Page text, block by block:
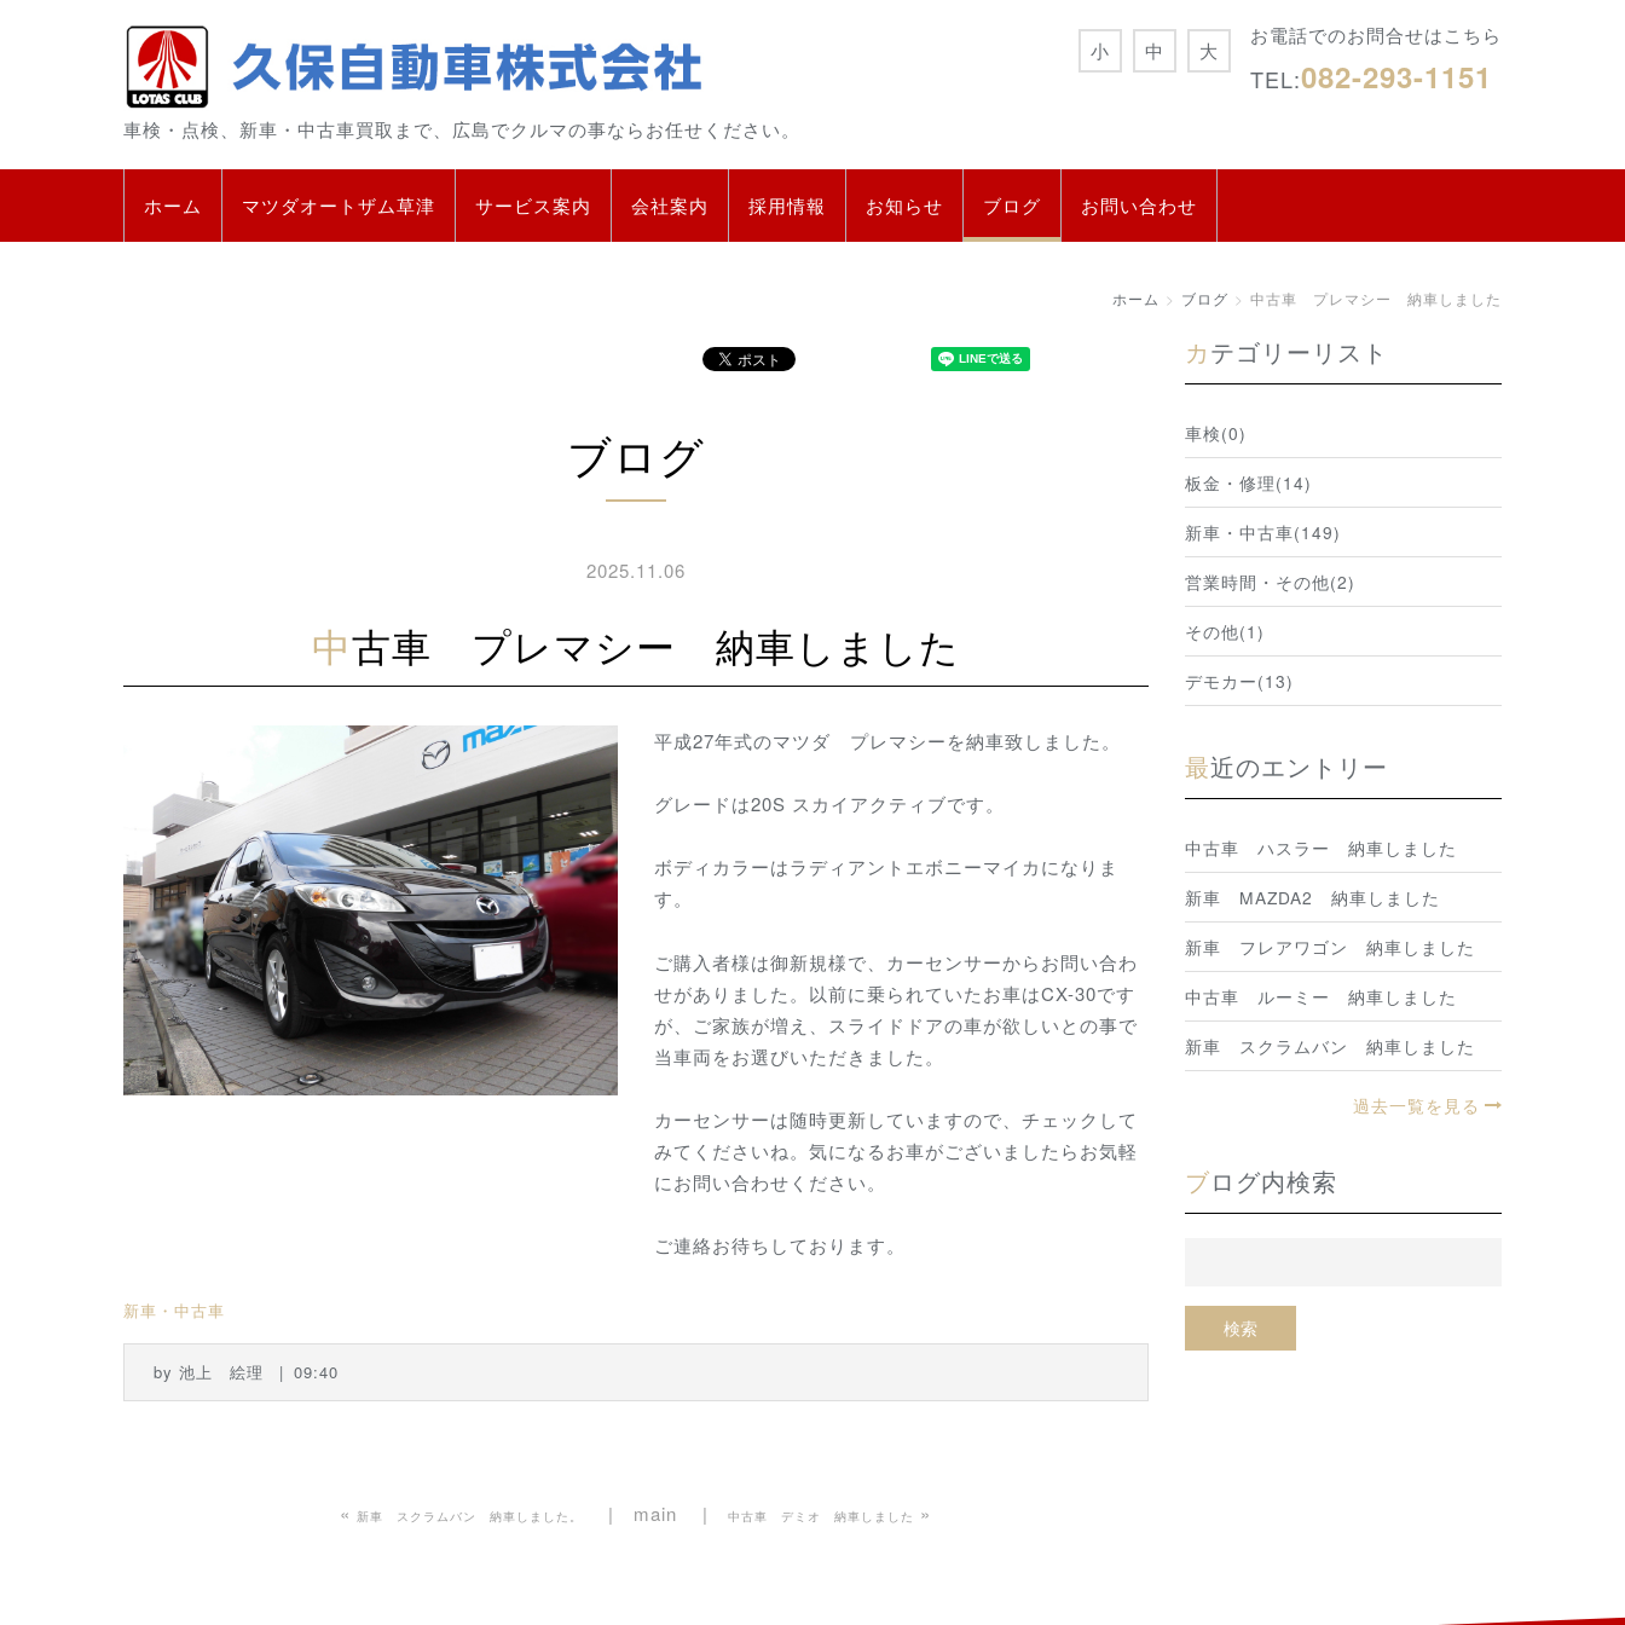
車検・点検、新車・中古車買取まで、広島でクルマの事ならお任せください。
お電話でのお問合せはこちら
TEL:082-293-1151
小 中 大
ホーム マツダオートザム草津 サービス案内 会社案内 採用情報 お知らせ ブログ お問い合わせ
ホーム ブログ 中古車 プレマシー 納車しました
ブログ
2025.11.06
中古車 プレマシー 納車しました
平成27年式のマツダ プレマシーを納車致しました。
グレードは20S スカイアクティブです。
ボディカラーはラディアントエボニーマイカになりま
す。
ご購入者様は御新規様で、カーセンサーからお問い合わ
せがありました。以前に乗られていたお車はCX-30です
が、ご家族が増え、スライドドアの車が欲しいとの事で
当車両をお選びいただきました。
カーセンサーは随時更新していますので、チェックして
みてくださいね。気になるお車がございましたらお気軽
にお問い合わせください。
ご連絡お待ちしております。
新車・中古車
by 池上 絵理 09:40
« 新車 スクラムバン 納車しました。 main 中古車 デミオ 納車しました »
カテゴリーリスト
車検(0)
板金・修理(14)
新車・中古車(149)
営業時間・その他(2)
その他(1)
デモカー(13)
最近のエントリー
中古車 ハスラー 納車しました
新車 MAZDA2 納車しました
新車 フレアワゴン 納車しました
中古車 ルーミー 納車しました
新車 スクラムバン 納車しました
過去一覧を見る
ブログ内検索